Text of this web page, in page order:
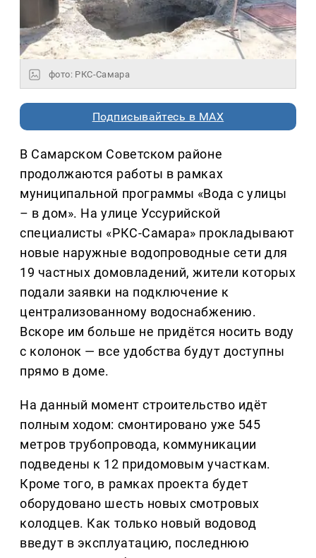
фото: РКС-Самара
Подписывайтесь в MAX
В Самарском Советском районе
продолжаются работы в рамках
муниципальной программы «Вода с улицы
– в дом». На улице Уссурийской
специалисты «РКС-Самара» прокладывают
новые наружные водопроводные сети для
19 частных домовладений, жители которых
подали заявки на подключение к
централизованному водоснабжению.
Вскоре им больше не придётся носить воду
с колонок — все удобства будут доступны
прямо в доме.
На данный момент строительство идёт
полным ходом: смонтировано уже 545
метров трубопровода, коммуникации
подведены к 12 придомовым участкам.
Кроме того, в рамках проекта будет
оборудовано шесть новых смотровых
колодцев. Как только новый водовод
введут в эксплуатацию, последнюю